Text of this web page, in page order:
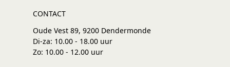
CONTACT
Oude Vest 89, 9200 Dendermonde
Di-za: 10.00 - 18.00 uur
Zo: 10.00 - 12.00 uur